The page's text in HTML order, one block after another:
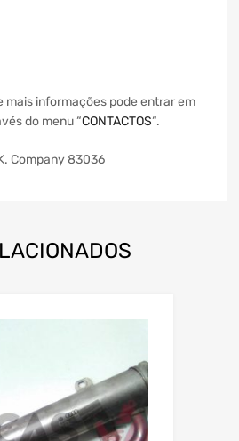
mais informações pode entrar em
do menu “CONTACTOS“.
Company 83036